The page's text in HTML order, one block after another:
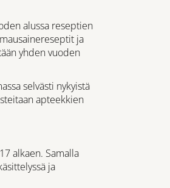
alussa reseptien
ja
yhden vuoden
selvästi nykyistä
apteekkien
alkaen. Samalla
ja